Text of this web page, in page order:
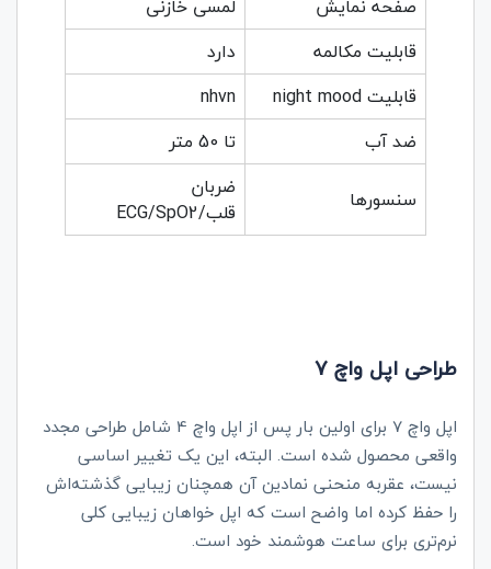
صفحه نمایش
لمسی خازنی
قابلیت مکالمه
دارد
قابلیت night mood
nhvn
ضد آب
تا 50 متر
سنسورها
ضربان
قلب/ECG/SpO2
طراحی اپل واچ 7
اپل واچ 7 برای اولین بار پس از اپل واچ 4 شامل طراحی مجدد
واقعی محصول شده است. البته، این یک تغییر اساسی
نیست، عقربه منحنی نمادین آن همچنان زیبایی گذشته‌اش
را حفظ کرده اما واضح است که اپل خواهان زیبایی کلی
نرم‌تری برای ساعت هوشمند خود است.